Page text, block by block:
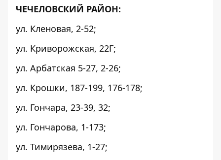
ЧЕЧЕЛОВСКИЙ РАЙОН:
ул. Кленовая, 2-52;
ул. Криворожская, 22Г;
ул. Арбатская 5-27, 2-26;
ул. Крошки, 187-199, 176-178;
ул. Гончара, 23-39, 32;
ул. Гончарова, 1-173;
ул. Тимирязева, 1-27;